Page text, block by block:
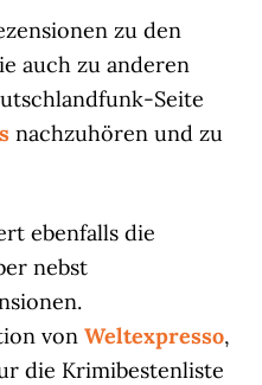
zu den
auch zu anderen
Seite
nachzuhören und zu
ebenfalls die
nebst
vonWeltexpresso,
die Krimibestenliste